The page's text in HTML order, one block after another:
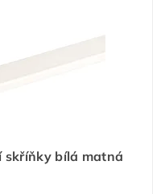
skříňky bílá matná